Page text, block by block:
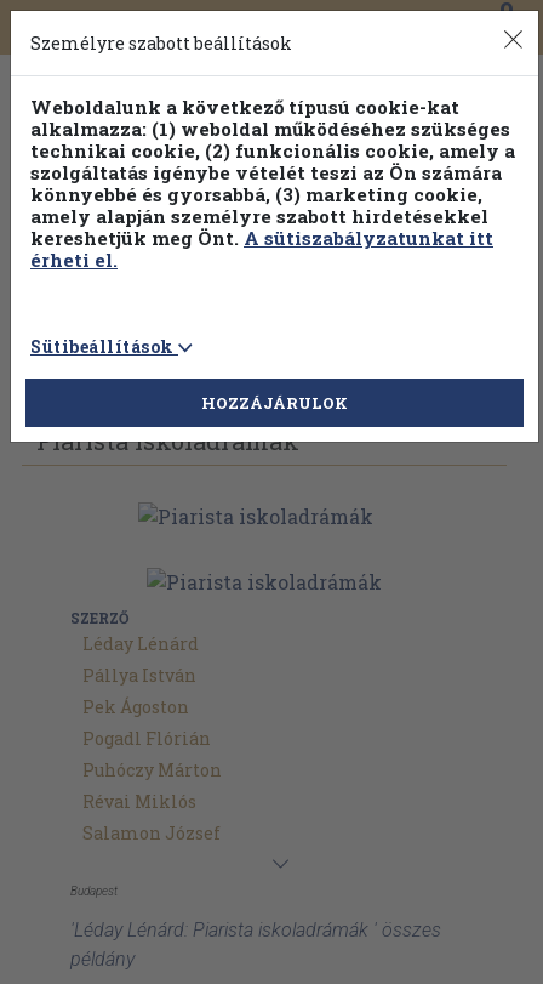
Toggle
navigation
0
Válogasson több mint 30 000 kötet közül
Hobbi témakörökben20% kedvezménnyel!
Vissza az előző oldalra Válasszon példányt
Piarista iskoladrámák
SZERZŐ
Léday Lénárd
Pállya István
Pek Ágoston
Pogadl Flórián
Puhóczy Márton
Révai Miklós
Salamon József
Budapest
'Léday Lénárd: Piarista iskoladrámák ' összes
példány
Személyre szabott beállítások
Weboldalunk a következő típusú cookie-kat
alkalmazza: (1) weboldal működéséhez szükséges
technikai cookie, (2) funkcionális cookie, amely a
szolgáltatás igénybe vételét teszi az Ön számára
könnyebbé és gyorsabbá, (3) marketing cookie,
amely alapján személyre szabott hirdetésekkel
kereshetjük meg Önt. A sütiszabályzatunkat itt
érheti el.
Sütibeállítások
HOZZÁJÁRULOK